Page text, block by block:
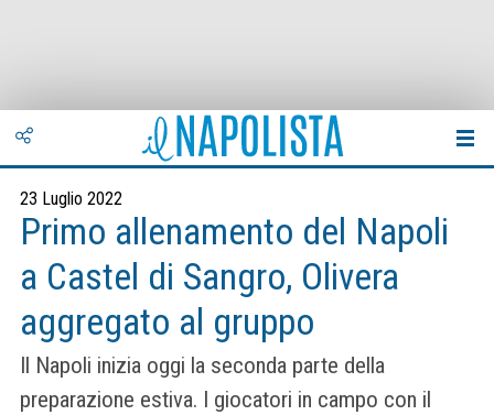
23 Luglio 2022
Primo allenamento del Napoli
a Castel di Sangro, Olivera
aggregato al gruppo
Il Napoli inizia oggi la seconda parte della
preparazione estiva. I giocatori in campo con il